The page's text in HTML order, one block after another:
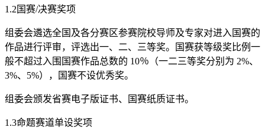
1.2国赛/决赛奖项
组委会遴选全国及各分赛区参赛院校导师及专家对进入国赛的
作品进行评审，评选出一、二、三等奖。国赛获等级奖比例一
般不超过入围国赛作品总数的 10％（一二三等奖分别为 2%、
3%、5%），国赛不设优秀奖。
组委会颁发省赛电子版证书、国赛纸质证书。
1.3命题赛道单设奖项